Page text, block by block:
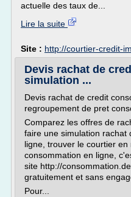
actuelle des taux de...
Lire la suite
Site : http://courtier-credit-
Devis rachat de
simulation ...
Devis rachat de credit
regroupement de pret
Comparez les offres de
faire une simulation rachat
ligne, trouver le courtier
consommation en ligne,
site http://
gratuitement et sans
Pour...